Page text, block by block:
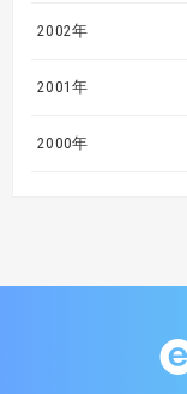
2002年
2001年
2000年